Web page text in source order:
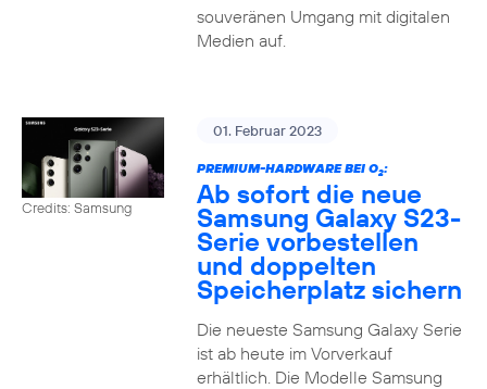
souveränen Umgang mit digitalen
Medien auf.
Credits: Samsung
01. Februar 2023
PREMIUM-HARDWARE BEI O2:
Ab sofort die neue
Samsung Galaxy S23-
Serie vorbestellen
und doppelten
Speicherplatz sichern
Die neueste Samsung Galaxy Serie
ist ab heute im Vorverkauf
erhältlich. Die Modelle Samsung